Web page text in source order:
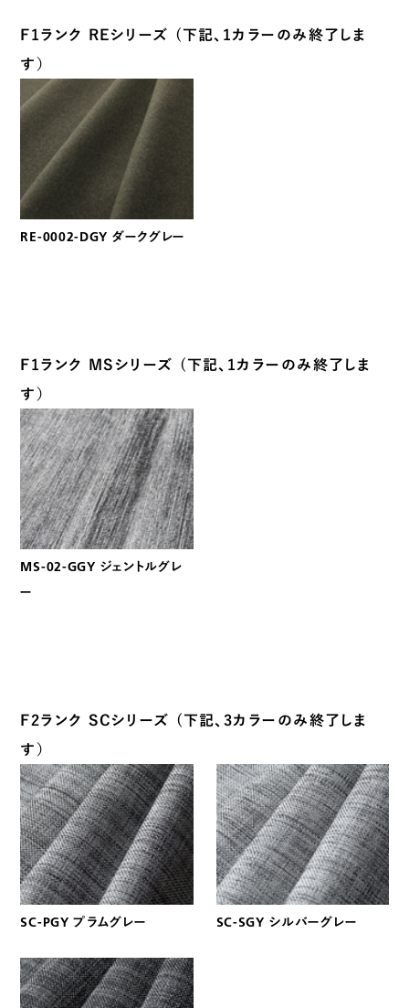
F1ランク REシリーズ (下記、1カラーのみ終了しま
す）
RE-0002-DGY ダークグレー
F1ランク MSシリーズ (下記、1カラーのみ終了しま
す）
MS-02-GGY ジェントルグレ
ー
F2ランク SCシリーズ (下記、3カラーのみ終了しま
す）
SC-PGY プラムグレー SC-SGY シルバーグレー